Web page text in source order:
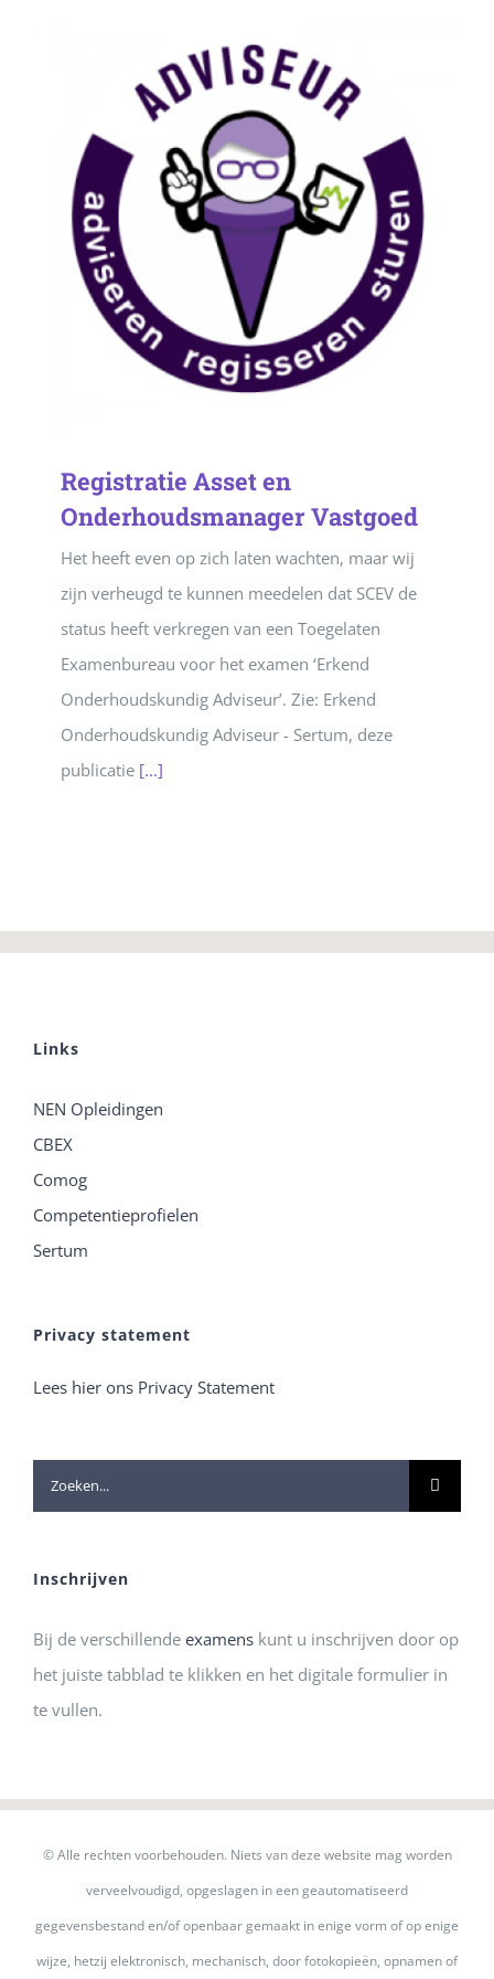
Registratie Asset en
Onderhoudsmanager Vastgoed
Het heeft even op zich laten wachten, maar wij
zijn verheugd te kunnen meedelen dat SCEV de
status heeft verkregen van een Toegelaten
Examenbureau voor het examen ‘Erkend
Onderhoudskundig Adviseur’. Zie: Erkend
Onderhoudskundig Adviseur - Sertum, deze
publicatie [...]
Links
NEN Opleidingen
CBEX
Comog
Competentieprofielen
Sertum
Privacy statement
Lees hier ons Privacy Statement
Zoeken
naar:
Inschrijven
Bij de verschillende examens kunt u inschrijven door op
het juiste tabblad te klikken en het digitale formulier in
te vullen.
© Alle rechten voorbehouden. Niets van deze website mag worden
verveelvoudigd, opgeslagen in een geautomatiseerd
gegevensbestand en/of openbaar gemaakt in enige vorm of op enige
wijze, hetzij elektronisch, mechanisch, door fotokopieën, opnamen of